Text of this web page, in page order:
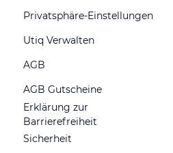
Privatsphäre-Einstellungen
Utiq Verwalten
AGB
AGB Gutscheine
Erklärung zur
Barrierefreiheit
Sicherheit